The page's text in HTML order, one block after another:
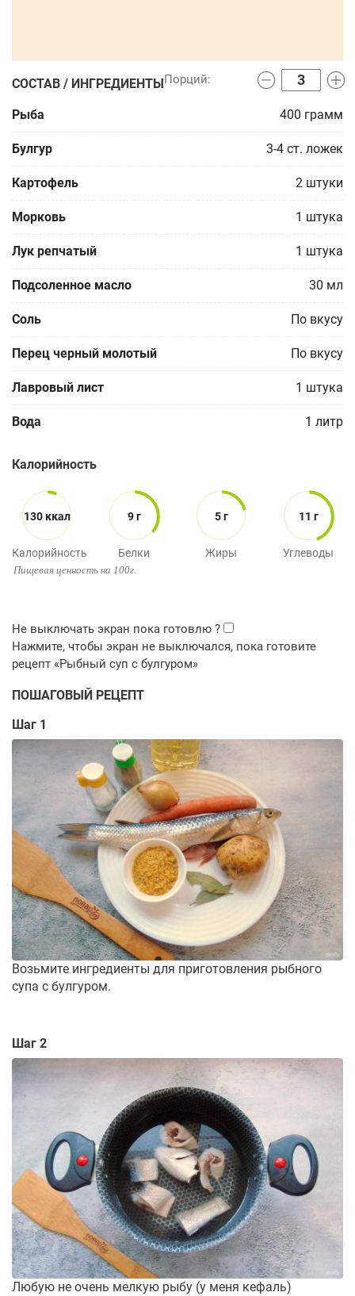
СОСТАВ / ИНГРЕДИЕНТЫ
Рыба 400 грамм
Булгур 3-4 ст. ложек
Картофель 2 штуки
Морковь 1 штука
Лук репчатый 1 штука
Подсоленное масло 30 мл
Соль По вкусу
Перец черный молотый По вкусу
Лавровый лист 1 штука
Вода 1 литр
Калорийность
130 ккал
Калорийность
9 г
Белки
5 г
Жиры
11 г
Углеводы
Пищевая ценность на 100г.
ПОШАГОВЫЙ РЕЦЕПТ
Шаг 1
Возьмите ингредиенты для приготовления рыбного
супа с булгуром.
Шаг 2
Любую не очень мелкую рыбу (у меня кефаль)